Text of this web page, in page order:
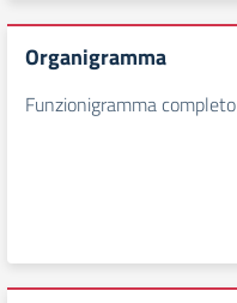
Organigramma
Funzionigramma completo